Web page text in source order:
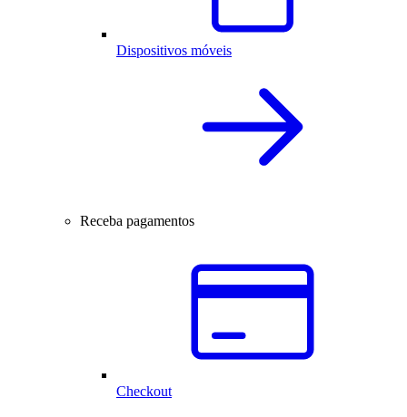
Dispositivos móveis
Receba pagamentos
Checkout